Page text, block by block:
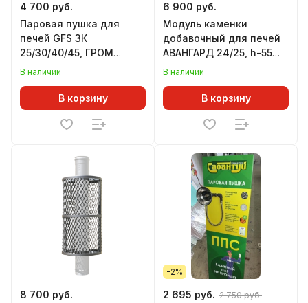
4 700 руб.
Паровая пушка для
печей GFS ЗК
25/30/40/45, ГРОМ
30/40/50/80, комплект
В наличии
В корзину
6 900 руб.
Модуль каменки
добавочный для печей
АВАНГАРД 24/25, h-55
мм
В наличии
В корзину
8 700 руб.
-2%
2 695 руб. 2 750 руб.